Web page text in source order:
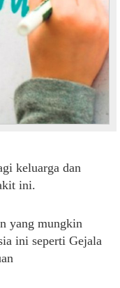
keluarga dan
ini.
yang mungkin
ini seperti Gejala